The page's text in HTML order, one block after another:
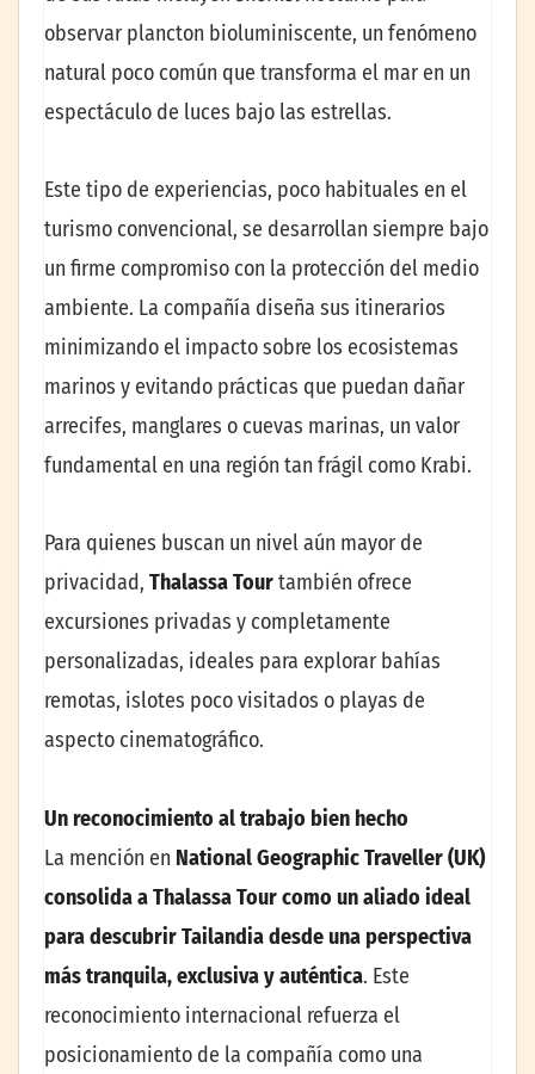
observar plancton bioluminiscente, un fenómeno
natural poco común que transforma el mar en un
espectáculo de luces bajo las estrellas.
Este tipo de experiencias, poco habituales en el
turismo convencional, se desarrollan siempre bajo
un firme compromiso con la protección del medio
ambiente. La compañía diseña sus itinerarios
minimizando el impacto sobre los ecosistemas
marinos y evitando prácticas que puedan dañar
arrecifes, manglares o cuevas marinas, un valor
fundamental en una región tan frágil como Krabi.
Para quienes buscan un nivel aún mayor de
privacidad, Thalassa Tourtambién ofrece
excursiones privadas y completamente
personalizadas, ideales para explorar bahías
remotas, islotes poco visitados o playas de
aspecto cinematográfico.
Un reconocimiento al trabajo bien hecho
La mención en National Geographic Traveller (UK)
consolida a Thalassa Tour como un aliado ideal
para descubrir Tailandia desde una perspectiva
más tranquila, exclusiva y auténtica. Este
reconocimiento internacional refuerza el
posicionamiento de la compañía como una